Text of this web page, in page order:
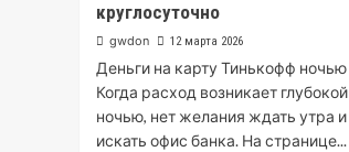
микрокредит
круглосуточно
gwdon 12 марта 2026
Деньги на карту Тинькофф ночью
Когда расход возникает глубокой
ночью, нет желания ждать утра и
искать офис банка. На странице...